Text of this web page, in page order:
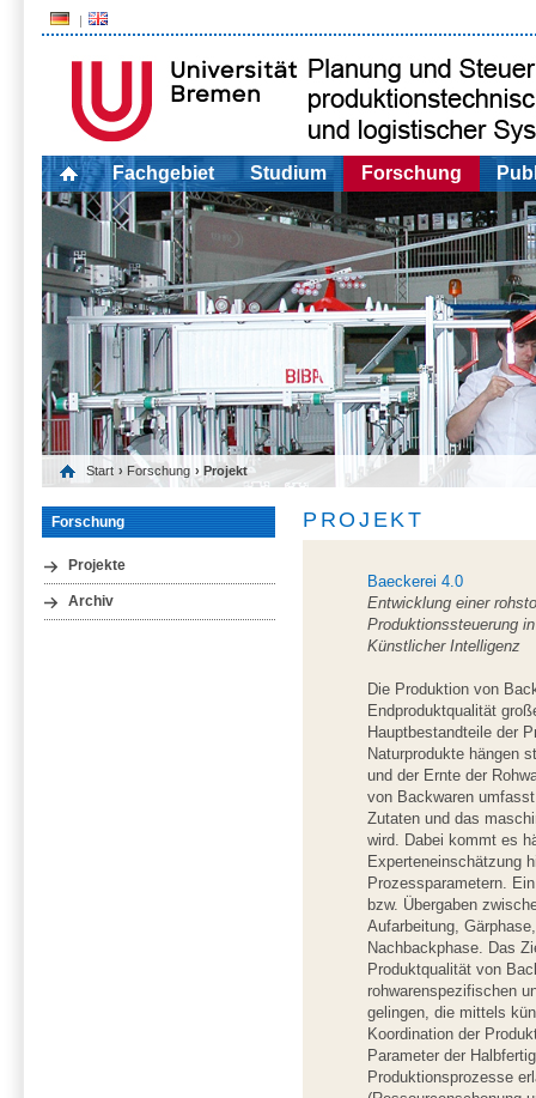
Fachgebiet Studium Forschung
Start › Forschung › Projekt
Forschung
Projekte
Archiv
PROJEKT
Baeckerei 4.0
Entwicklung einer
Produktionssteuerung
Künstlicher Intelligenz
Die Produktion von
Endproduktqualität
Hauptbestandteile der
Naturprodukte hängen
und der Ernte der
von Backwaren
Zutaten und das
wird. Dabei kommt es
Experteneinschätzung
Prozessparametern.
bzw. Übergaben
Aufarbeitung,
Nachbackphase. Das
Produktqualität von
rohwarenspezifischen
gelingen, die mittels
Koordination der
Parameter der
Produktionsprozesse